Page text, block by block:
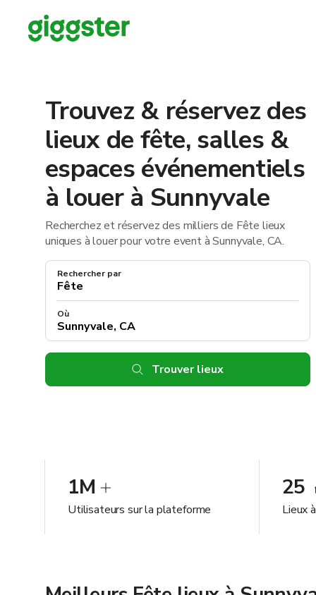
Trouvez & réservez des
lieux de fête, salles &
espaces événementiels
à louer à Sunnyvale
Recherchez et réservez des milliers de Fête lieux
uniques à louer pour votre event à Sunnyvale, CA.
Rechercher par
Où
Trouver lieux
1M
Utilisateurs sur la plateforme
25
Lieux